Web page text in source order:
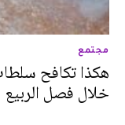
مجتمع
هكذا تكافح
خلال فصل الربيع